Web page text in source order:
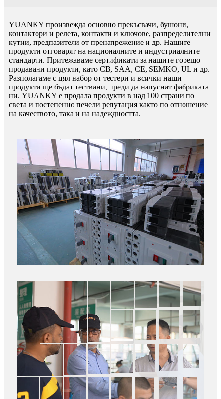
YUANKY произвежда основно прекъсвачи, бушони,
контактори и релета, контакти и ключове, разпределителни
кутии, предпазители от пренапрежение и др. Нашите
продукти отговарят на националните и индустриалните
стандарти. Притежаваме сертификати за нашите горещо
продавани продукти, като CB, SAA, CE, SEMKO, UL и др.
Разполагаме с цял набор от тестери и всички наши
продукти ще бъдат тествани, преди да напуснат фабриката
ни. YUANKY е продала продукти в над 100 страни по
света и постепенно печели репутация както по отношение
на качеството, така и на надеждността.